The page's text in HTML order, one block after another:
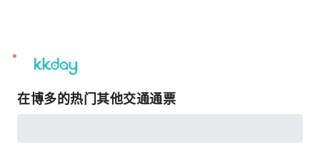
unread
notifications
在博多的热门其他交通通票